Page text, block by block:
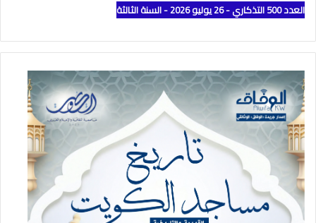
العدد 500 التذكاري - 26 يوليو 2026 - السنة الثالثة